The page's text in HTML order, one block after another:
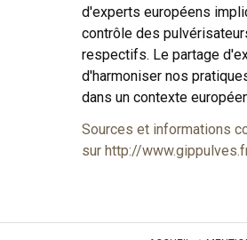
d'experts européens
contrôle des
respectifs. Le partage
d'harmoniser nos
dans un contexte
Sources et informations
sur http://